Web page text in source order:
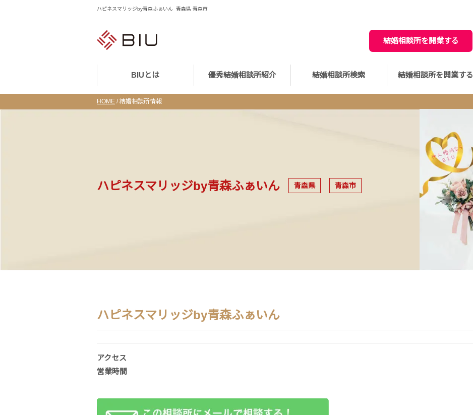
ハピネスマリッジby青森ふぁいん 青森県 青森市
結婚相談所を開業する
BIUとは 優秀結婚相談所紹介 結婚相談所検索 結婚相談所を開業する
HOME /結婚相談所情報
ハピネスマリッジby青森ふぁいん 青森県 青森市
ハピネスマリッジby青森ふぁいん
アクセス
営業時間